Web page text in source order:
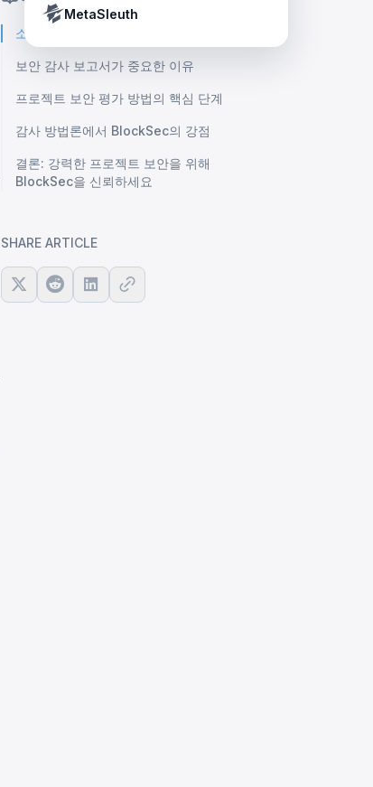
Tether’s blacklist in real time.
MetaSleuth
소개
보안 감사 보고서가 중요한 이유
프로젝트 보안 평가 방법의 핵심 단계
감사 방법론에서 BlockSec의 강점
결론: 강력한 프로젝트 보안을 위해
BlockSec을 신뢰하세요
SHARE ARTICLE